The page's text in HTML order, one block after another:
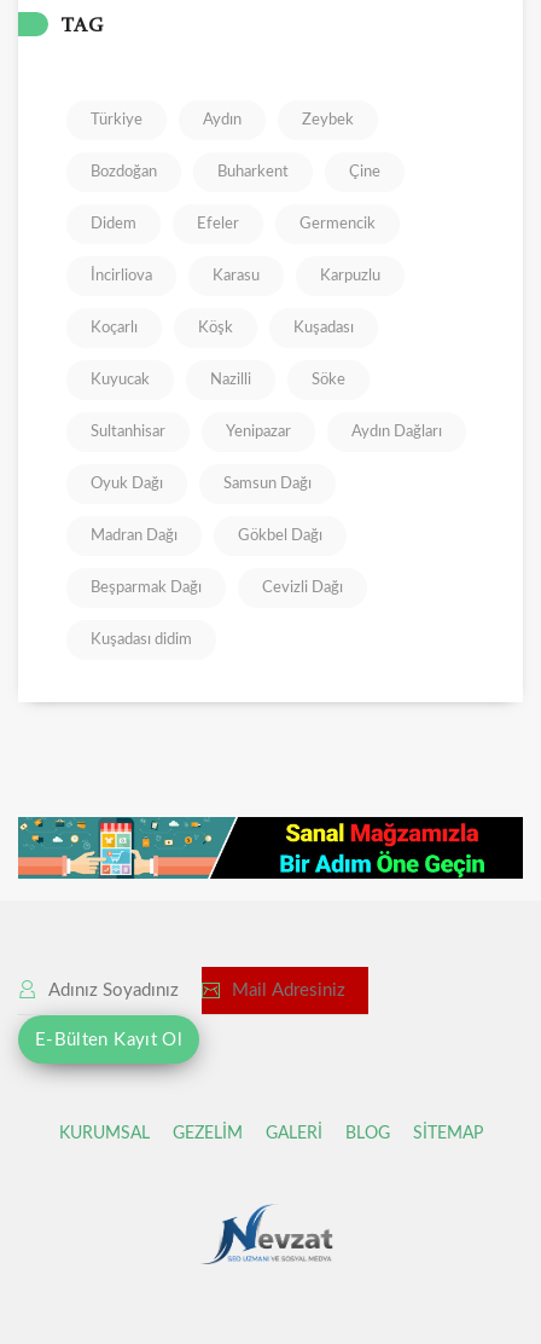
TAG
Türkiye Aydın Zeybek
Bozdoğan Buharkent Çine
Didem Efeler Germencik
İncirliova Karasu Karpuzlu
Koçarlı Köşk Kuşadası
Kuyucak Nazilli Söke
Sultanhisar Yenipazar Aydın Dağları
Oyuk Dağı Samsun Dağı
Madran Dağı Gökbel Dağı
Beşparmak Dağı Cevizli Dağı
Kuşadası didim
KURUMSAL GEZELİM GALERİ BLOG SİTEMAP